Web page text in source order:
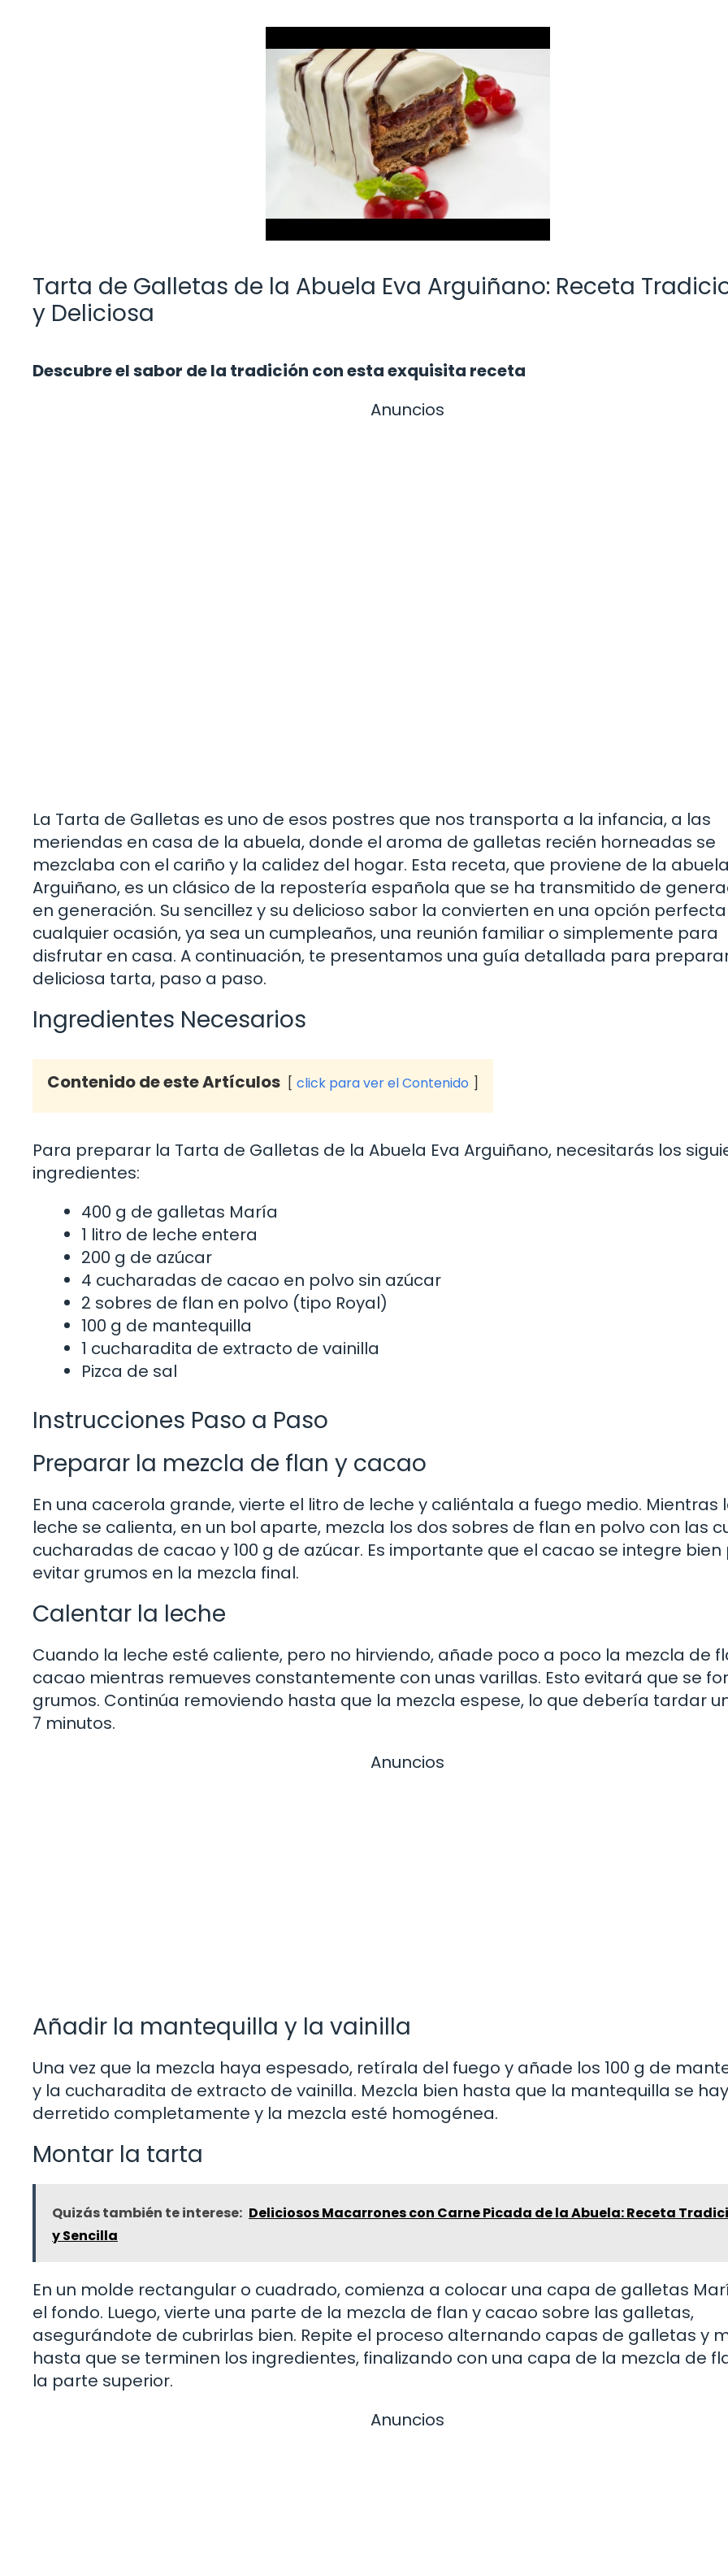
Tarta de Galletas de la Abuela Eva Arguiñano: Receta
y Deliciosa
Descubre el sabor de la tradición con esta exquisita receta
Anuncios
La Tarta de Galletas es uno de esos postres que nos transporta a la infancia, a las
meriendas en casa de la abuela, donde el aroma de galletas recién horneadas se
mezclaba con el cariño y la calidez del hogar. Esta receta, que proviene de la
Arguiñano, es un clásico de la repostería española que se ha transmitido de
en generación. Su sencillez y su delicioso sabor la convierten en una opción
cualquier ocasión, ya sea un cumpleaños, una reunión familiar o simplemente para
disfrutar en casa. A continuación, te presentamos una guía detallada para
deliciosa tarta, paso a paso.
Ingredientes Necesarios
Contenido de este Artículos click para ver el Contenido
Para preparar la Tarta de Galletas de la Abuela Eva Arguiñano, necesitarás los
ingredientes:
400 g de galletas María
1 litro de leche entera
200 g de azúcar
4 cucharadas de cacao en polvo sin azúcar
2 sobres de flan en polvo (tipo Royal)
100 g de mantequilla
1 cucharadita de extracto de vainilla
Pizca de sal
Instrucciones Paso a Paso
Preparar la mezcla de flan y cacao
En una cacerola grande, vierte el litro de leche y caliéntala a fuego medio. Mientras
leche se calienta, en un bol aparte, mezcla los dos sobres de flan en polvo con las
cucharadas de cacao y 100 g de azúcar. Es importante que el cacao se integre bien
evitar grumos en la mezcla final.
Calentar la leche
Cuando la leche esté caliente, pero no hirviendo, añade poco a poco la mezcla de
cacao mientras remueves constantemente con unas varillas. Esto evitará que se
grumos. Continúa removiendo hasta que la mezcla espese, lo que debería tardar
7 minutos.
Anuncios
Añadir la mantequilla y la vainilla
Una vez que la mezcla haya espesado, retírala del fuego y añade los 100 g de
y la cucharadita de extracto de vainilla. Mezcla bien hasta que la mantequilla se
derretido completamente y la mezcla esté homogénea.
Montar la tarta
Quizás también te interese: Deliciosos Macarrones con Carne Picada de la Abuela: Receta
y Sencilla
En un molde rectangular o cuadrado, comienza a colocar una capa de galletas
el fondo. Luego, vierte una parte de la mezcla de flan y cacao sobre las galletas,
asegurándote de cubrirlas bien. Repite el proceso alternando capas de galletas y
hasta que se terminen los ingredientes, finalizando con una capa de la mezcla de
la parte superior.
Anuncios